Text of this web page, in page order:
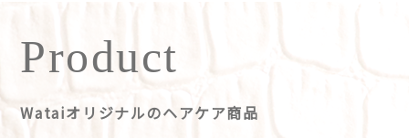
Product
Wataiオリジナルのヘアケア商品